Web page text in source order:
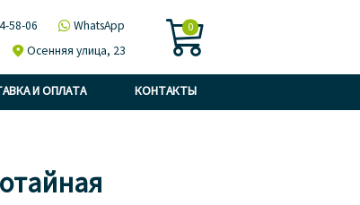
58-06  WhatsApp
 Осенняя улица, 23 
0
И ОПЛАТА КОНТАКТЫ